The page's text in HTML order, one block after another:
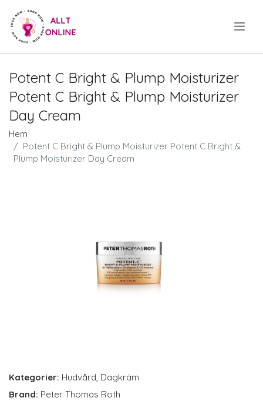
Potent C Bright & Plump Moisturizer
Potent C Bright & Plump Moisturizer
Day Cream
Hem
Potent C Bright & Plump Moisturizer Potent C Bright &
Plump Moisturizer Day Cream
Kategorier: Hudvård, Dagkräm
Brand: Peter Thomas Roth